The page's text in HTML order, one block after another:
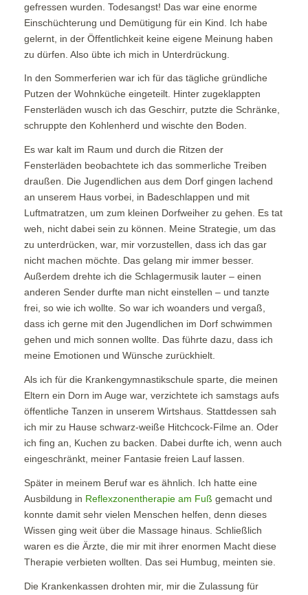
gefressen wurden. Todesangst! Das war eine enorme
Einschüchterung und Demütigung für ein Kind. Ich habe
gelernt, in der Öffentlichkeit keine eigene Meinung haben
zu dürfen. Also übte ich mich in Unterdrückung.
In den Sommerferien war ich für das tägliche gründliche
Putzen der Wohnküche eingeteilt. Hinter zugeklappten
Fensterläden wusch ich das Geschirr, putzte die Schränke,
schruppte den Kohlenherd und wischte den Boden.
Es war kalt im Raum und durch die Ritzen der
Fensterläden beobachtete ich das sommerliche Treiben
draußen. Die Jugendlichen aus dem Dorf gingen lachend
an unserem Haus vorbei, in Badeschlappen und mit
Luftmatratzen, um zum kleinen Dorfweiher zu gehen. Es tat
weh, nicht dabei sein zu können. Meine Strategie, um das
zu unterdrücken, war, mir vorzustellen, dass ich das gar
nicht machen möchte. Das gelang mir immer besser.
Außerdem drehte ich die Schlagermusik lauter – einen
anderen Sender durfte man nicht einstellen – und tanzte
frei, so wie ich wollte. So war ich woanders und vergaß,
dass ich gerne mit den Jugendlichen im Dorf schwimmen
gehen und mich sonnen wollte. Das führte dazu, dass ich
meine Emotionen und Wünsche zurückhielt.
Als ich für die Krankengymnastikschule sparte, die meinen
Eltern ein Dorn im Auge war, verzichtete ich samstags aufs
öffentliche Tanzen in unserem Wirtshaus. Stattdessen sah
ich mir zu Hause schwarz-weiße Hitchcock-Filme an. Oder
ich fing an, Kuchen zu backen. Dabei durfte ich, wenn auch
eingeschränkt, meiner Fantasie freien Lauf lassen.
Später in meinem Beruf war es ähnlich. Ich hatte eine
Ausbildung in Reflexzonentherapie am Fuß gemacht und
konnte damit sehr vielen Menschen helfen, denn dieses
Wissen ging weit über die Massage hinaus. Schließlich
waren es die Ärzte, die mir mit ihrer enormen Macht diese
Therapie verbieten wollten. Das sei Humbug, meinten sie.
Die Krankenkassen drohten mir, mir die Zulassung für